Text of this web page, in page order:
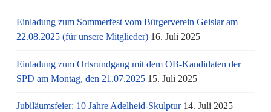
Einladung zum Sommerfest vom Bürgerverein Geislar am
22.08.2025 (für unsere Mitglieder) 16. Juli 2025
Einladung zum Ortsrundgang mit dem OB-Kandidaten der
SPD am Montag, den 21.07.2025 15. Juli 2025
Jubiläumsfeier: 10 Jahre Adelheid-Skulptur 14. Juli 2025